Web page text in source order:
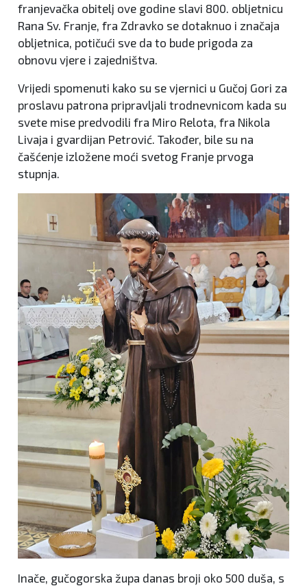
franjevačka obitelj ove godine slavi 800. obljetnicu
Rana Sv. Franje, fra Zdravko se dotaknuo i značaja
obljetnica, potičući sve da to bude prigoda za
obnovu vjere i zajedništva.
Vrijedi spomenuti kako su se vjernici u Gučoj Gori za
proslavu patrona pripravljali trodnevnicom kada su
svete mise predvodili fra Miro Relota, fra Nikola
Livaja i gvardijan Petrović. Također, bile su na
čašćenje izložene moći svetog Franje prvoga
stupnja.
Inače, gučogorska župa danas broji oko 500 duša, s